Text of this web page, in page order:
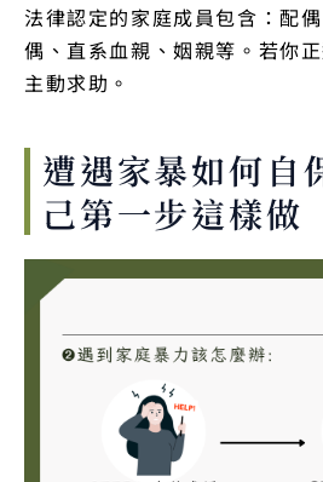
法律認定的家庭成員包含：配
偶、直系血親、姻親等。若你
主動求助。
遭遇家暴如何自
己第一步這樣做